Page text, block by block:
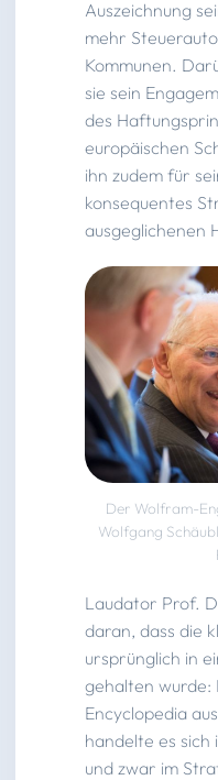
Auszeichnung
mehr
Kommunen.
sie sein
des
europäischen
ihn zudem für
konsequentes
ausgeglichenen
Der Wolfram-
Wolfgang
Laudator Prof.
daran, dass die
ursprünglich in
gehalten wurde:
Encyclopedia
handelte es sich
und zwar im